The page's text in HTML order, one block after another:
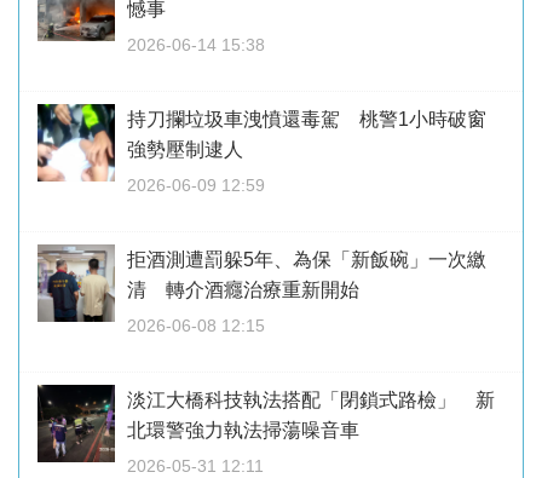
憾事
2026-06-14 15:38
持刀攔垃圾車洩憤還毒駕 桃警1小時破窗
強勢壓制逮人
2026-06-09 12:59
拒酒測遭罰躲5年、為保「新飯碗」一次繳
清 轉介酒癮治療重新開始
2026-06-08 12:15
淡江大橋科技執法搭配「閉鎖式路檢」 新
北環警強力執法掃蕩噪音車
2026-05-31 12:11